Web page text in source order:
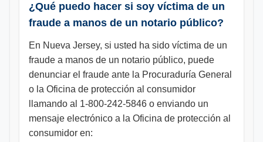
¿Qué puedo hacer si soy víctima de un
fraude a manos de un notario público?
En Nueva Jersey, si usted ha sido víctima de un
fraude a manos de un notario público, puede
denunciar el fraude ante la Procuraduría General
o la Oficina de protección al consumidor
llamando al 1-800-242-5846 o enviando un
mensaje electrónico a la Oficina de protección al
consumidor en: